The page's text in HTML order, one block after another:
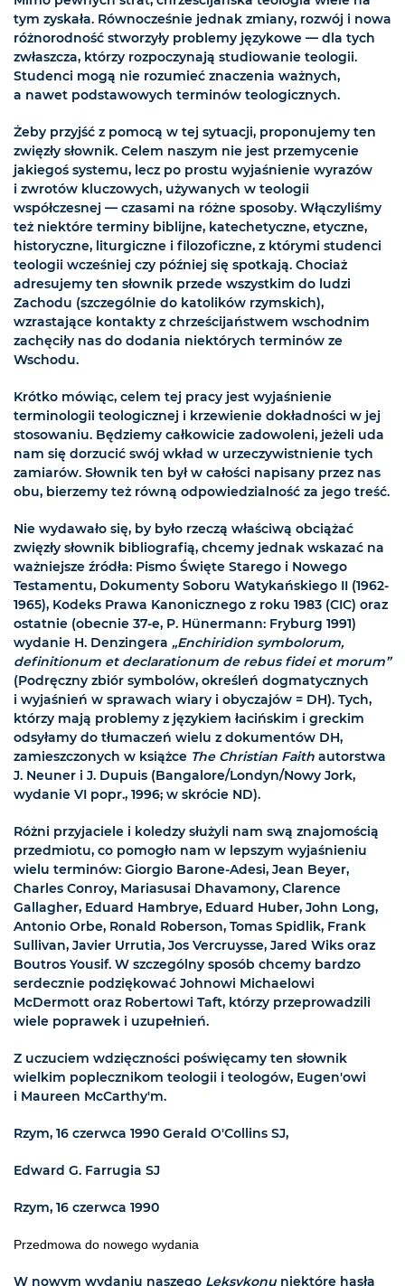
tym zyskała. Równocześnie jednak zmiany, rozwój i nowa
różnorodność stworzyły problemy językowe — dla tych
zwłaszcza, którzy rozpoczynają studiowanie teologii.
Studenci mogą nie rozumieć znaczenia ważnych,
a nawet podstawowych terminów teologicznych.
Żeby przyjść z pomocą w tej sytuacji, proponujemy ten
zwięzły słownik. Celem naszym nie jest przemycenie
jakiegoś systemu, lecz po prostu wyjaśnienie wyrazów
i zwrotów kluczowych, używanych w teologii
współczesnej — czasami na różne sposoby. Włączyliśmy
też niektóre terminy biblijne, katechetyczne, etyczne,
historyczne, liturgiczne i filozoficzne, z którymi studenci
teologii wcześniej czy później się spotkają. Chociaż
adresujemy ten słownik przede wszystkim do ludzi
Zachodu (szczególnie do katolików rzymskich),
wzrastające kontakty z chrześcijaństwem wschodnim
zachęciły nas do dodania niektórych terminów ze
Wschodu.
Krótko mówiąc, celem tej pracy jest wyjaśnienie
terminologii teologicznej i krzewienie dokładności w jej
stosowaniu. Będziemy całkowicie zadowoleni, jeżeli uda
nam się dorzucić swój wkład w urzeczywistnienie tych
zamiarów. Słownik ten był w całości napisany przez nas
obu, bierzemy też równą odpowiedzialność za jego treść.
Nie wydawało się, by było rzeczą właściwą obciążać
zwięzły słownik bibliografią, chcemy jednak wskazać na
ważniejsze źródła: Pismo Święte Starego i Nowego
Testamentu, Dokumenty Soboru Watykańskiego II (1962-
1965), Kodeks Prawa Kanonicznego z roku 1983 (CIC) oraz
ostatnie (obecnie 37-e, P. Hünermann: Fryburg 1991)
wydanie H. Denzingera „Enchiridion symbolorum,
definitionum et declarationum de rebus fidei et morum”
(Podręczny zbiór symbolów, określeń dogmatycznych
i wyjaśnień w sprawach wiary i obyczajów = DH). Tych,
którzy mają problemy z językiem łacińskim i greckim
odsyłamy do tłumaczeń wielu z dokumentów DH,
zamieszczonych w książce The Christian Faith autorstwa
J. Neuner i J. Dupuis (Bangalore/Londyn/Nowy Jork,
wydanie VI popr., 1996; w skrócie ND).
Różni przyjaciele i koledzy służyli nam swą znajomością
przedmiotu, co pomogło nam w lepszym wyjaśnieniu
wielu terminów: Giorgio Barone-Adesi, Jean Beyer,
Charles Conroy, Mariasusai Dhavamony, Clarence
Gallagher, Eduard Hambrye, Eduard Huber, John Long,
Antonio Orbe, Ronald Roberson, Tomas Spidlik, Frank
Sullivan, Javier Urrutia, Jos Vercruysse, Jared Wiks oraz
Boutros Yousif. W szczególny sposób chcemy bardzo
serdecznie podziękować Johnowi Michaelowi
McDermott oraz Robertowi Taft, którzy przeprowadzili
wiele poprawek i uzupełnień.
Z uczuciem wdzięczności poświęcamy ten słownik
wielkim poplecznikom teologii i teologów, Eugen'owi
i Maureen McCarthy'm.
Rzym, 16 czerwca 1990 Gerald O'Collins SJ,
Edward G. Farrugia SJ
Rzym, 16 czerwca 1990
Przedmowa do nowego wydania
W nowym wydaniu naszego Leksykonuniektóre hasła